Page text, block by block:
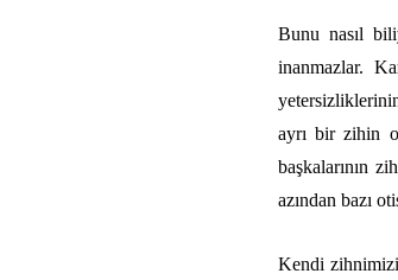
Bunu nasıl
inanmazlar.
ayrı bir zihin
başkalarının
azından bazı
Kendi